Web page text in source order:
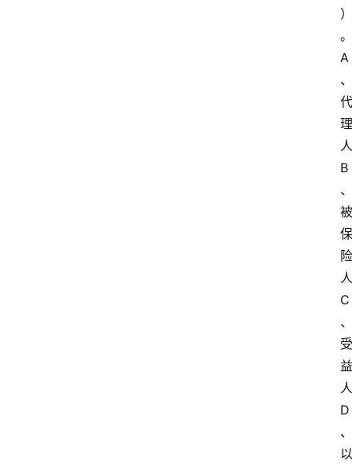
）
。
A
、
代
理
人
B
、
被
保
险
人
C
、
受
益
人
D
、
以